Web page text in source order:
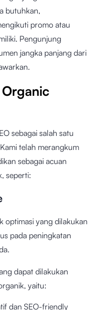
butuhkan,
promo atau
Pengunjung
jangka panjang dari
sebagai salah satu
telah merangkum
sebagai acuan
seperti:
optimasi yang dilakukan
pada peningkatan
dapat dilakukan
yaitu:
dan SEO-friendly